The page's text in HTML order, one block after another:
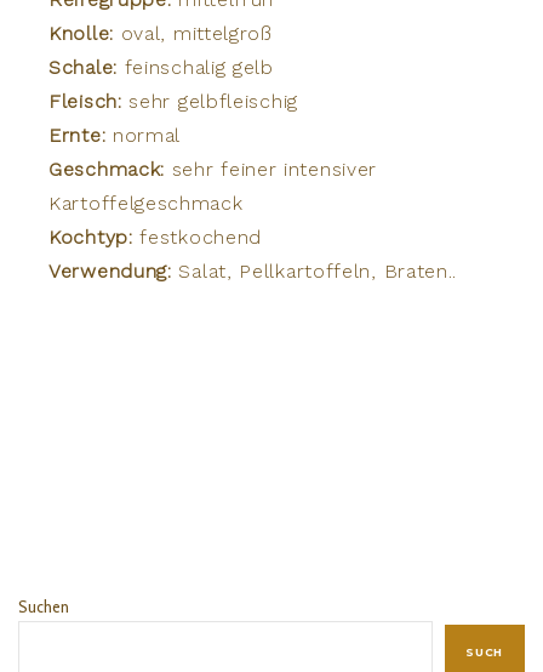
Knolle: oval, mittelgroß
Schale: feinschalig gelb
Fleisch: sehr gelbfleischig
Ernte: normal
Geschmack: sehr feiner intensiver
Kartoffelgeschmack
Kochtyp: festkochend
Verwendung: Salat, Pellkartoffeln, Braten..
Suchen
SUCH